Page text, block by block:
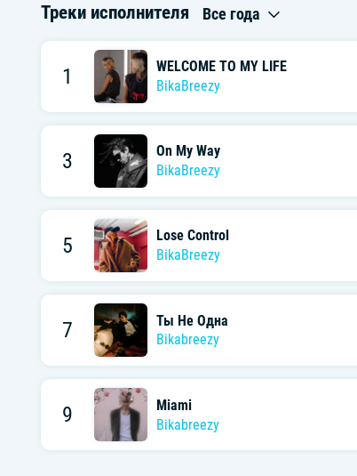
Треки исполнителя Все года
1
WELCOME TO MY LIFE
BikaBreezy
3
On My Way
BikaBreezy
5
Lose Control
BikaBreezy
7
Ты Не Одна
Bikabreezy
9
Miami
Bikabreezy